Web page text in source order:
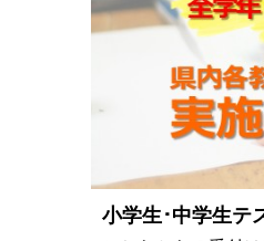
小学生･中学生テ